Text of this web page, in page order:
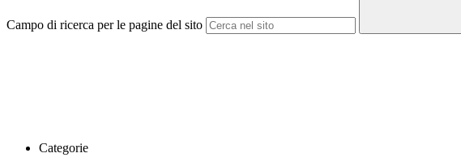
Campo di ricerca per le pagine del sito
Categorie